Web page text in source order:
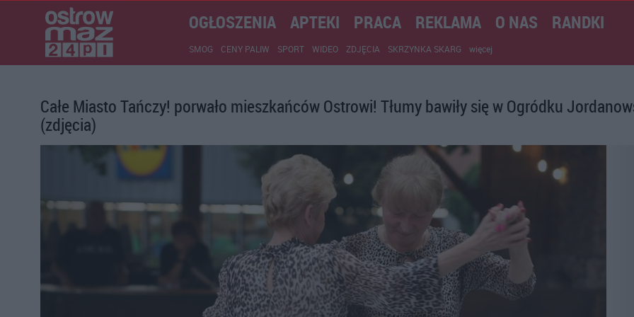
OGŁOSZENIA APTEKI PRACA REKLAMA O NAS RANDKI
SMOG CENY PALIW SPORT WIDEO ZDJĘCIA SKRZYNKA SKARG więcej
Całe Miasto Tańczy! porwało mieszkańców Ostrowi! Tłumy bawiły się w Ogródku
(zdjęcia)